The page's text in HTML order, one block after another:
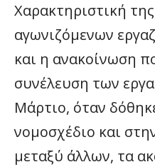
Χαρακτηριστική
αγωνιζόμενων
και η ανακοίνωση
συνέλευση των
Μάρτιο, όταν
νομοσχέδιο και
μεταξύ άλλων, τα